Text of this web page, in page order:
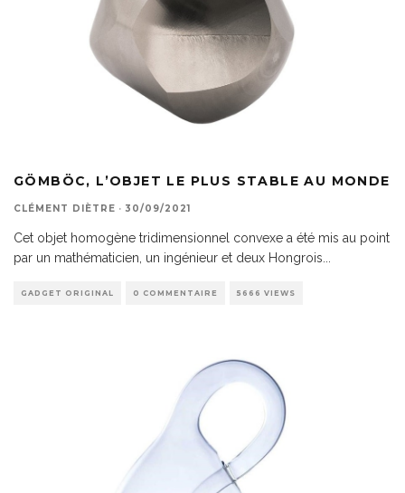
GÖMBÖC, L’OBJET LE PLUS STABLE AU MONDE
CLÉMENT DIÈTRE · 30/09/2021
Cet objet homogène tridimensionnel convexe a été mis au point
par un mathématicien, un ingénieur et deux Hongrois
GADGET ORIGINAL 0 COMMENTAIRE 5666 VIEWS